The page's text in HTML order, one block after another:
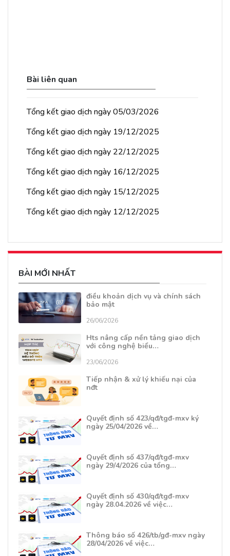
Bài liên quan
Tổng kết giao dịch ngày 05/03/2026
Tổng kết giao dịch ngày 19/12/2025
Tổng kết giao dịch ngày 22/12/2025
Tổng kết giao dịch ngày 16/12/2025
Tổng kết giao dịch ngày 15/12/2025
Tổng kết giao dịch ngày 12/12/2025
BÀI MỚI NHẤT
điều khoản dịch vụ và chính sách
bảo mật
26/06/2026
Hts nâng cấp nền tảng giao dịch
với công nghệ biểu…
23/06/2026
Tiếp nhận & xử lý khiếu nại của
nđt
Quyết định số 423/qđ/tgđ-mxv ký
ngày 25/04/2026 về…
Quyết định số 437/qđ/tgđ-mxv
ngày 29/4/2026 của tổng…
Quyết định số 430/qđ/tgđ-mxv
ngày 28.04.2026 về việc…
Thông báo số 426/tb/gđ-mxv ngày
28/04/2026 về việc…